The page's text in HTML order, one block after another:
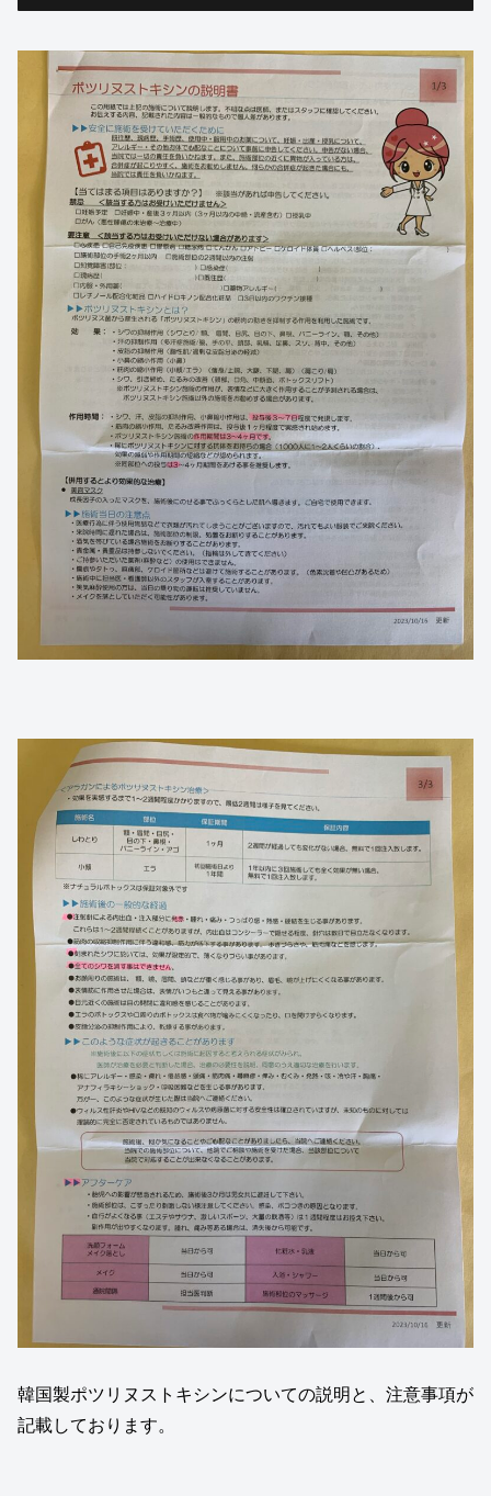
韓国製ポツリヌストキシンについての説明と、注意事項が
記載しております。